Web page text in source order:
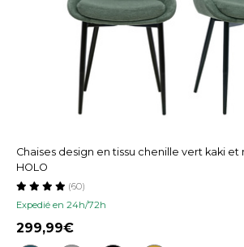
Chaises design en tissu chenille vert kaki et
HOLO
Expedié en 24h/72h
(60)
299,99